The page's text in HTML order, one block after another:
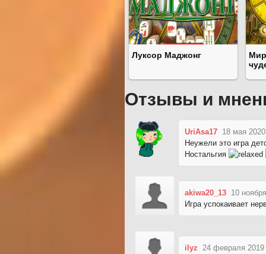
Луксор Маджонг
Отзывы и
UriAsa17 18 мая
Неужели это игра
Ностальгия
akiwa20_13 10
Игра успокаивает
ilyz 24 февраля 2019